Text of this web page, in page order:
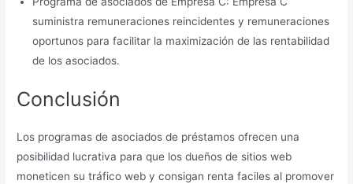
suministra remuneraciones reincidentes y remuneraciones
oportunos para facilitar la maximización de las rentabilidad
de los asociados.
Conclusión
Los programas de asociados de préstamos ofrecen una
posibilidad lucrativa para que los dueños de sitios web
moneticen su tráfico web y consigan renta faciles al promover